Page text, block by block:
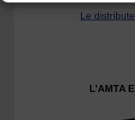
Le
L’AMTA